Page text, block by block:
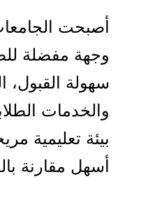
أصبحت
وجهة مفضلة
سهولة القبول،
والخدمات
بيئة تعليمية
أسهل مقارنة